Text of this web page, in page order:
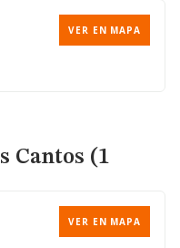
VER EN MAPA
Cantos (1
VER EN MAPA